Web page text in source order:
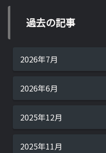
過去の記事
2026年7月
2026年6月
2025年12月
2025年11月